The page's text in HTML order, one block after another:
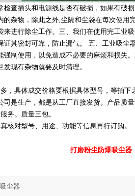
查插头和电源线是否有破损，如果有破
的杂物，除此之外,尘隔和尘袋在每次使
进行除尘工作。三、我们在使用完工业
证其密封可靠，防止漏气。 五、工业吸
制使用，以免造成不必要的麻烦和损失
现有杂物就要及时清理。
，具体成交价格要根据具体型号，等拍下
是生产，都是从工厂直接发货。产品质
务。质量三包。
核对型号、用途、功能等信息再行订购。
打磨粉尘防爆吸尘器